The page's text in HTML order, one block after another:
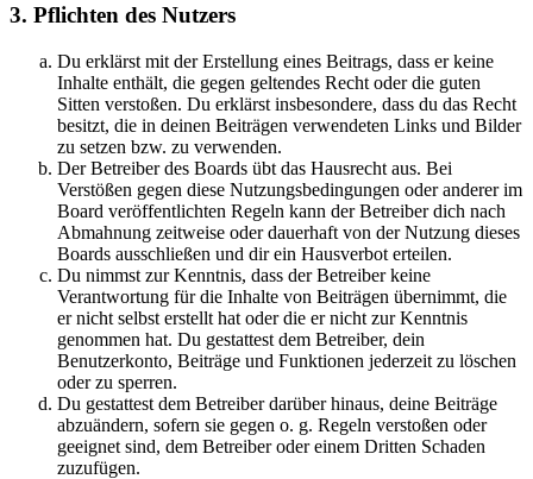
3. Pflichten des Nutzers
Du erklärst mit der Erstellung eines Beitrags, dass er keine
Inhalte enthält, die gegen geltendes Recht oder die guten
Sitten verstoßen. Du erklärst insbesondere, dass du das Recht
besitzt, die in deinen Beiträgen verwendeten Links und Bilder
zu setzen bzw. zu verwenden.
Der Betreiber des Boards übt das Hausrecht aus. Bei
Verstößen gegen diese Nutzungsbedingungen oder anderer im
Board veröffentlichten Regeln kann der Betreiber dich nach
Abmahnung zeitweise oder dauerhaft von der Nutzung dieses
Boards ausschließen und dir ein Hausverbot erteilen.
Du nimmst zur Kenntnis, dass der Betreiber keine
Verantwortung für die Inhalte von Beiträgen übernimmt, die
er nicht selbst erstellt hat oder die er nicht zur Kenntnis
genommen hat. Du gestattest dem Betreiber, dein
Benutzerkonto, Beiträge und Funktionen jederzeit zu löschen
oder zu sperren.
Du gestattest dem Betreiber darüber hinaus, deine Beiträge
abzuändern, sofern sie gegen o. g. Regeln verstoßen oder
geeignet sind, dem Betreiber oder einem Dritten Schaden
zuzufügen.